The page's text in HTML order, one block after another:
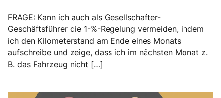
FRAGE: Kann ich auch als Gesellschafter-
Geschäftsführer die 1-%-Regelung vermeiden, indem
ich den Kilometerstand am Ende eines Monats
aufschreibe und zeige, dass ich im nächsten Monat z.
B. das Fahrzeug nicht […]